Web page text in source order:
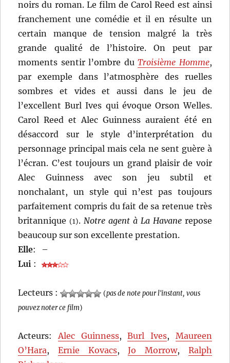
noirs du roman. Le film de Carol Reed est ainsi
franchement une comédie et il en résulte un
certain manque de tension malgré la très
grande qualité de l’histoire. On peut par
moments sentir l’ombre duTroisième Homme,
par exemple dans l’atmosphère des ruelles
sombres et vides et aussi dans le jeu de
l’excellent Burl Ives qui évoque Orson Welles.
Carol Reed et Alec Guinness auraient été en
désaccord sur le style d’interprétation du
personnage principal mais cela ne sent guère à
l’écran. C’est toujours un grand plaisir de voir
Alec Guinness avec son jeu subtil et
nonchalant, un style qui n’est pas toujours
parfaitement compris du fait de sa retenue très
britannique(1).Notre agent à La Havanerepose
beaucoup sur son excellente prestation.
Elle:
–
Lui :
Lecteurs : (pas de note pour l'instant, vous
pouvez noter ce film)
Acteurs:Alec Guinness,Burl Ives, Maureen
O’Hara, Ernie Kovacs,Jo Morrow, Ralph